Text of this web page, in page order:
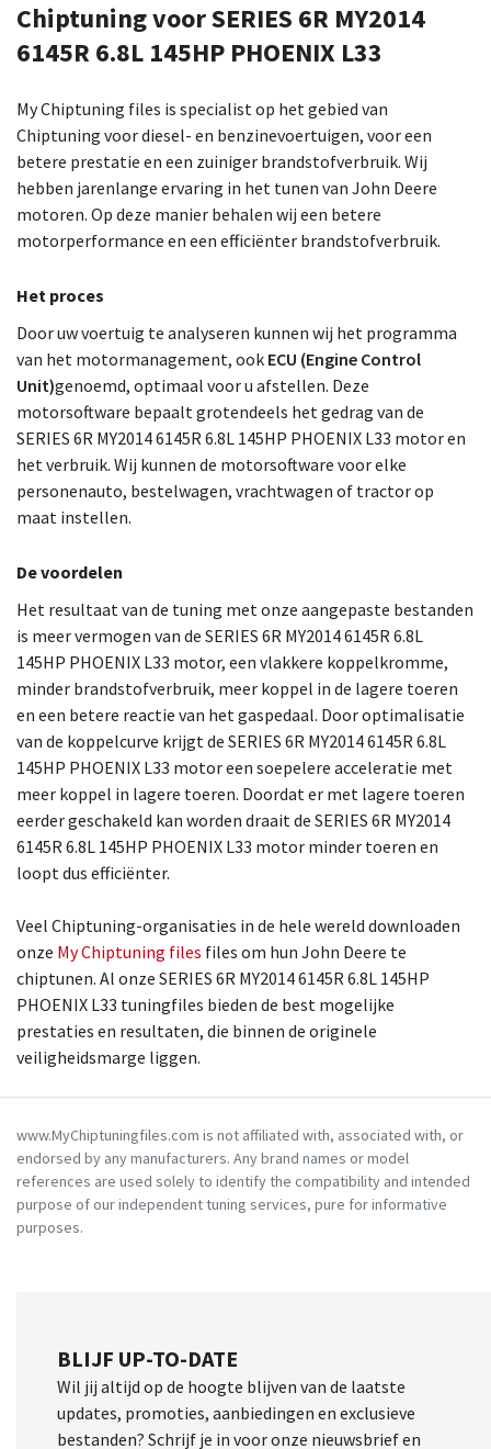
Chiptuning voor SERIES 6R MY2014
6145R 6.8L 145HP PHOENIX L33
My Chiptuning files is specialist op het gebied van
Chiptuning voor diesel- en benzinevoertuigen, voor een
betere prestatie en een zuiniger brandstofverbruik. Wij
hebben jarenlange ervaring in het tunen van John Deere
motoren. Op deze manier behalen wij een betere
motorperformance en een efficiënter brandstofverbruik.
Het proces
Door uw voertuig te analyseren kunnen wij het programma
van het motormanagement, ook ECU (Engine Control
Unit)genoemd, optimaal voor u afstellen. Deze
motorsoftware bepaalt grotendeels het gedrag van de
SERIES 6R MY2014 6145R 6.8L 145HP PHOENIX L33 motor en
het verbruik. Wij kunnen de motorsoftware voor elke
personenauto, bestelwagen, vrachtwagen of tractor op
maat instellen.
De voordelen
Het resultaat van de tuning met onze aangepaste bestanden
is meer vermogen van de SERIES 6R MY2014 6145R 6.8L
145HP PHOENIX L33 motor, een vlakkere koppelkromme,
minder brandstofverbruik, meer koppel in de lagere toeren
en een betere reactie van het gaspedaal. Door optimalisatie
van de koppelcurve krijgt de SERIES 6R MY2014 6145R 6.8L
145HP PHOENIX L33 motor een soepelere acceleratie met
meer koppel in lagere toeren. Doordat er met lagere toeren
eerder geschakeld kan worden draait de SERIES 6R MY2014
6145R 6.8L 145HP PHOENIX L33 motor minder toeren en
loopt dus efficiënter.
Veel Chiptuning-organisaties in de hele wereld downloaden
onze My Chiptuning files files om hun John Deere te
chiptunen. Al onze SERIES 6R MY2014 6145R 6.8L 145HP
PHOENIX L33 tuningfiles bieden de best mogelijke
prestaties en resultaten, die binnen de originele
veiligheidsmarge liggen.
www.MyChiptuningfiles.com is not affiliated with, associated with, or
endorsed by any manufacturers. Any brand names or model
references are used solely to identify the compatibility and intended
purpose of our independent tuning services, pure for informative
purposes.
BLIJF UP-TO-DATE
Wil jij altijd op de hoogte blijven van de laatste
updates, promoties, aanbiedingen en exclusieve
bestanden? Schrijf je in voor onze nieuwsbrief en